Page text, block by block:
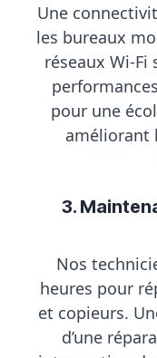
Une
les bureaux
réseaux Wi-
pour une
améliorant
3.
Nos
heures pour
et copieurs.
d’une